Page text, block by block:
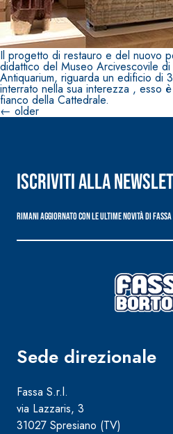
Il progetto di restauro e del nuovo
didattico del Museo Arcivescovile di
Antiquarium, riguarda un edificio di
interrato nella sua interezza , esso
fianco della Cattedrale.
Navigazione
← older
Iscriviti alla
Rimani aggiornato con le ultime novità di
Sede direzionale
Fassa S.r.l.
via Lazzaris, 3
31027 Spresiano (TV)